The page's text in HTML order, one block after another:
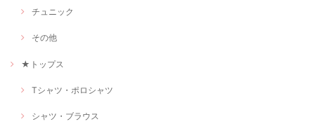
チュニック
その他
★トップス
Tシャツ・ポロシャツ
シャツ・ブラウス